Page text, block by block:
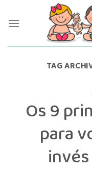
content
TAG
Os 9
para